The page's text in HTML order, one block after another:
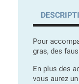
Pour
gras, des
En plus des
vous aurez